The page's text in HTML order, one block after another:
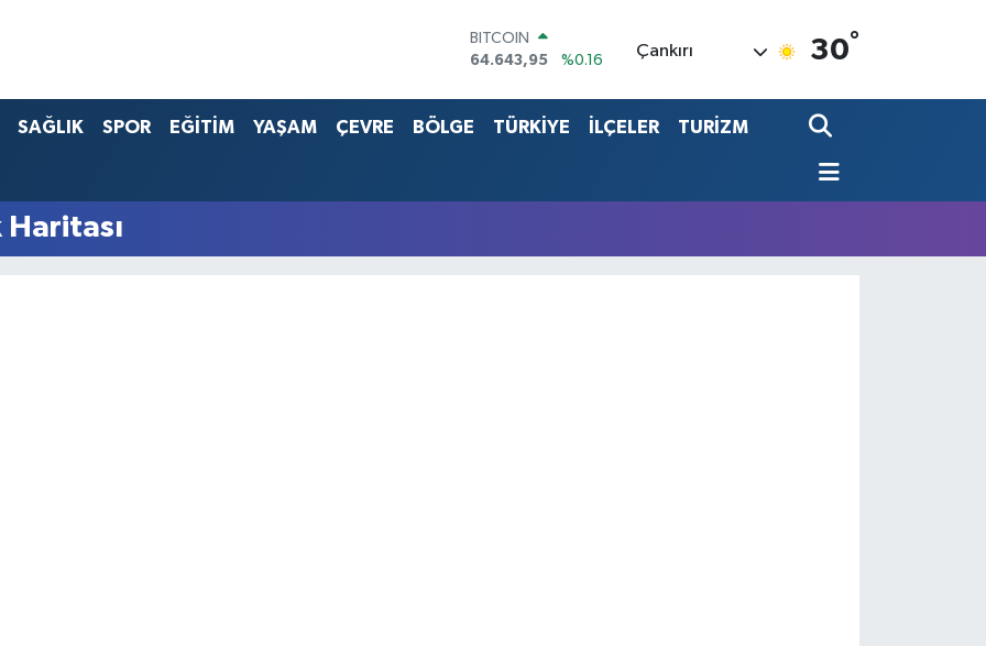
BITCOIN
64.643,95
%0.16
EURO
BİST100
Çankırı 30°
SAĞLIK SPOR EĞİTİM YAŞAM ÇEVRE BÖLGE TÜRKİYE İLÇELER TURİZM